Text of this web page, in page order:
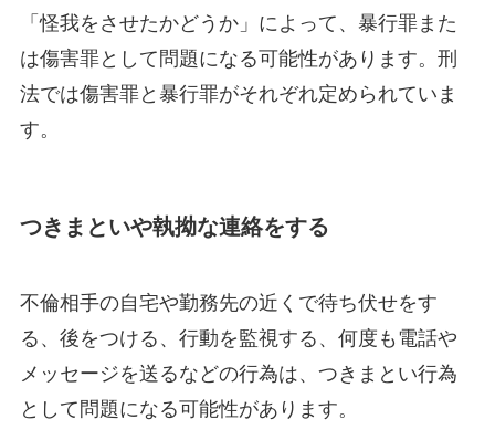
「怪我をさせたかどうか」によって、暴行罪また
は傷害罪として問題になる可能性があります。刑
法では傷害罪と暴行罪がそれぞれ定められていま
す。
つきまといや執拗な連絡をする
不倫相手の自宅や勤務先の近くで待ち伏せをす
る、後をつける、行動を監視する、何度も電話や
メッセージを送るなどの行為は、つきまとい行為
として問題になる可能性があります。